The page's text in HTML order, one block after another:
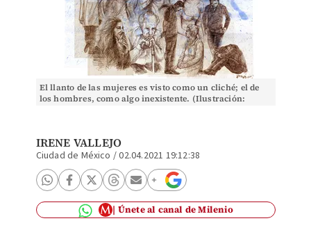
El llanto de las mujeres es visto como un cliché; el de
los hombres, como algo inexistente. (Ilustración:
IRENE VALLEJO
Ciudad de México /02.04.2021 19:12:38
Únete al canal de Milenio